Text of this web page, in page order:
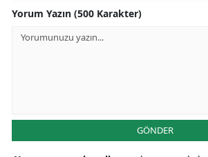
Yorum Yazın (500 Karakter)
GÖNDER